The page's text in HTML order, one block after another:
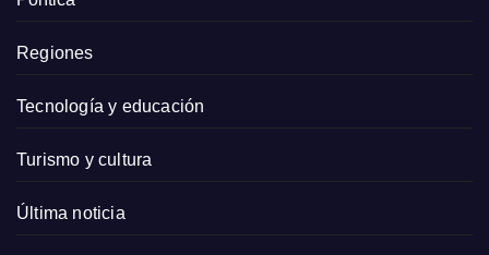
Regiones
Tecnología y educación
Turismo y cultura
Última noticia